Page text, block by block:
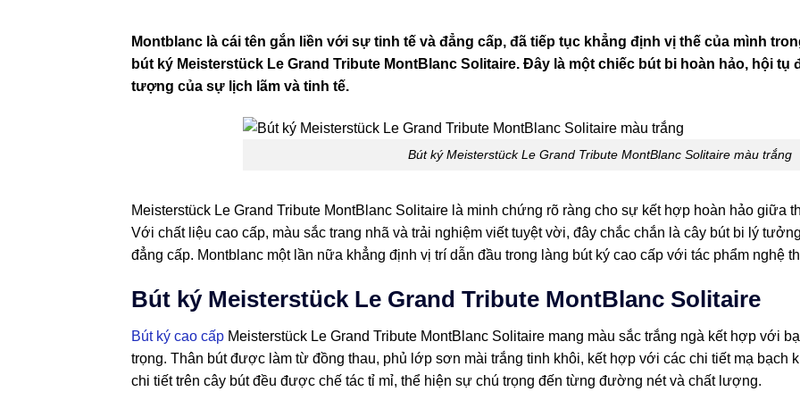
Montblanc là cái tên gắn liền với sự tinh tế và đẳng cấp, đã tiếp tục khẳng định vị thế của mình
bút ký Meisterstück Le Grand Tribute MontBlanc Solitaire. Đây là một chiếc bút bi hoàn hảo, hội
tượng của sự lịch lãm và tinh tế.
Bút ký Meisterstück Le Grand Tribute MontBlanc Solitaire màu trắng
Meisterstück Le Grand Tribute MontBlanc Solitaire là minh chứng rõ ràng cho sự kết hợp hoàn hảo giữa
Với chất liệu cao cấp, màu sắc trang nhã và trải nghiệm viết tuyệt vời, đây chắc chắn là cây bút bi lý
đẳng cấp. Montblanc một lần nữa khẳng định vị trí dẫn đầu trong làng bút ký cao cấp với tác phẩm nghệ
Bút ký Meisterstück Le Grand Tribute MontBlanc Solitaire
Bút ký cao cấp Meisterstück Le Grand Tribute MontBlanc Solitaire mang màu sắc trắng ngà kết hợp với
trọng. Thân bút được làm từ đồng thau, phủ lớp sơn mài trắng tinh khôi, kết hợp với các chi tiết mạ bạch
chi tiết trên cây bút đều được chế tác tỉ mỉ, thể hiện sự chú trọng đến từng đường nét và chất lượng.